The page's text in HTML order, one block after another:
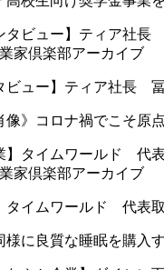
家倶楽部アーカイブ
ビュー】ティア社長
像》コロナ禍でこそ原
家倶楽部アーカイブ
タイムワールド 代表
様に良質な睡眠を購入